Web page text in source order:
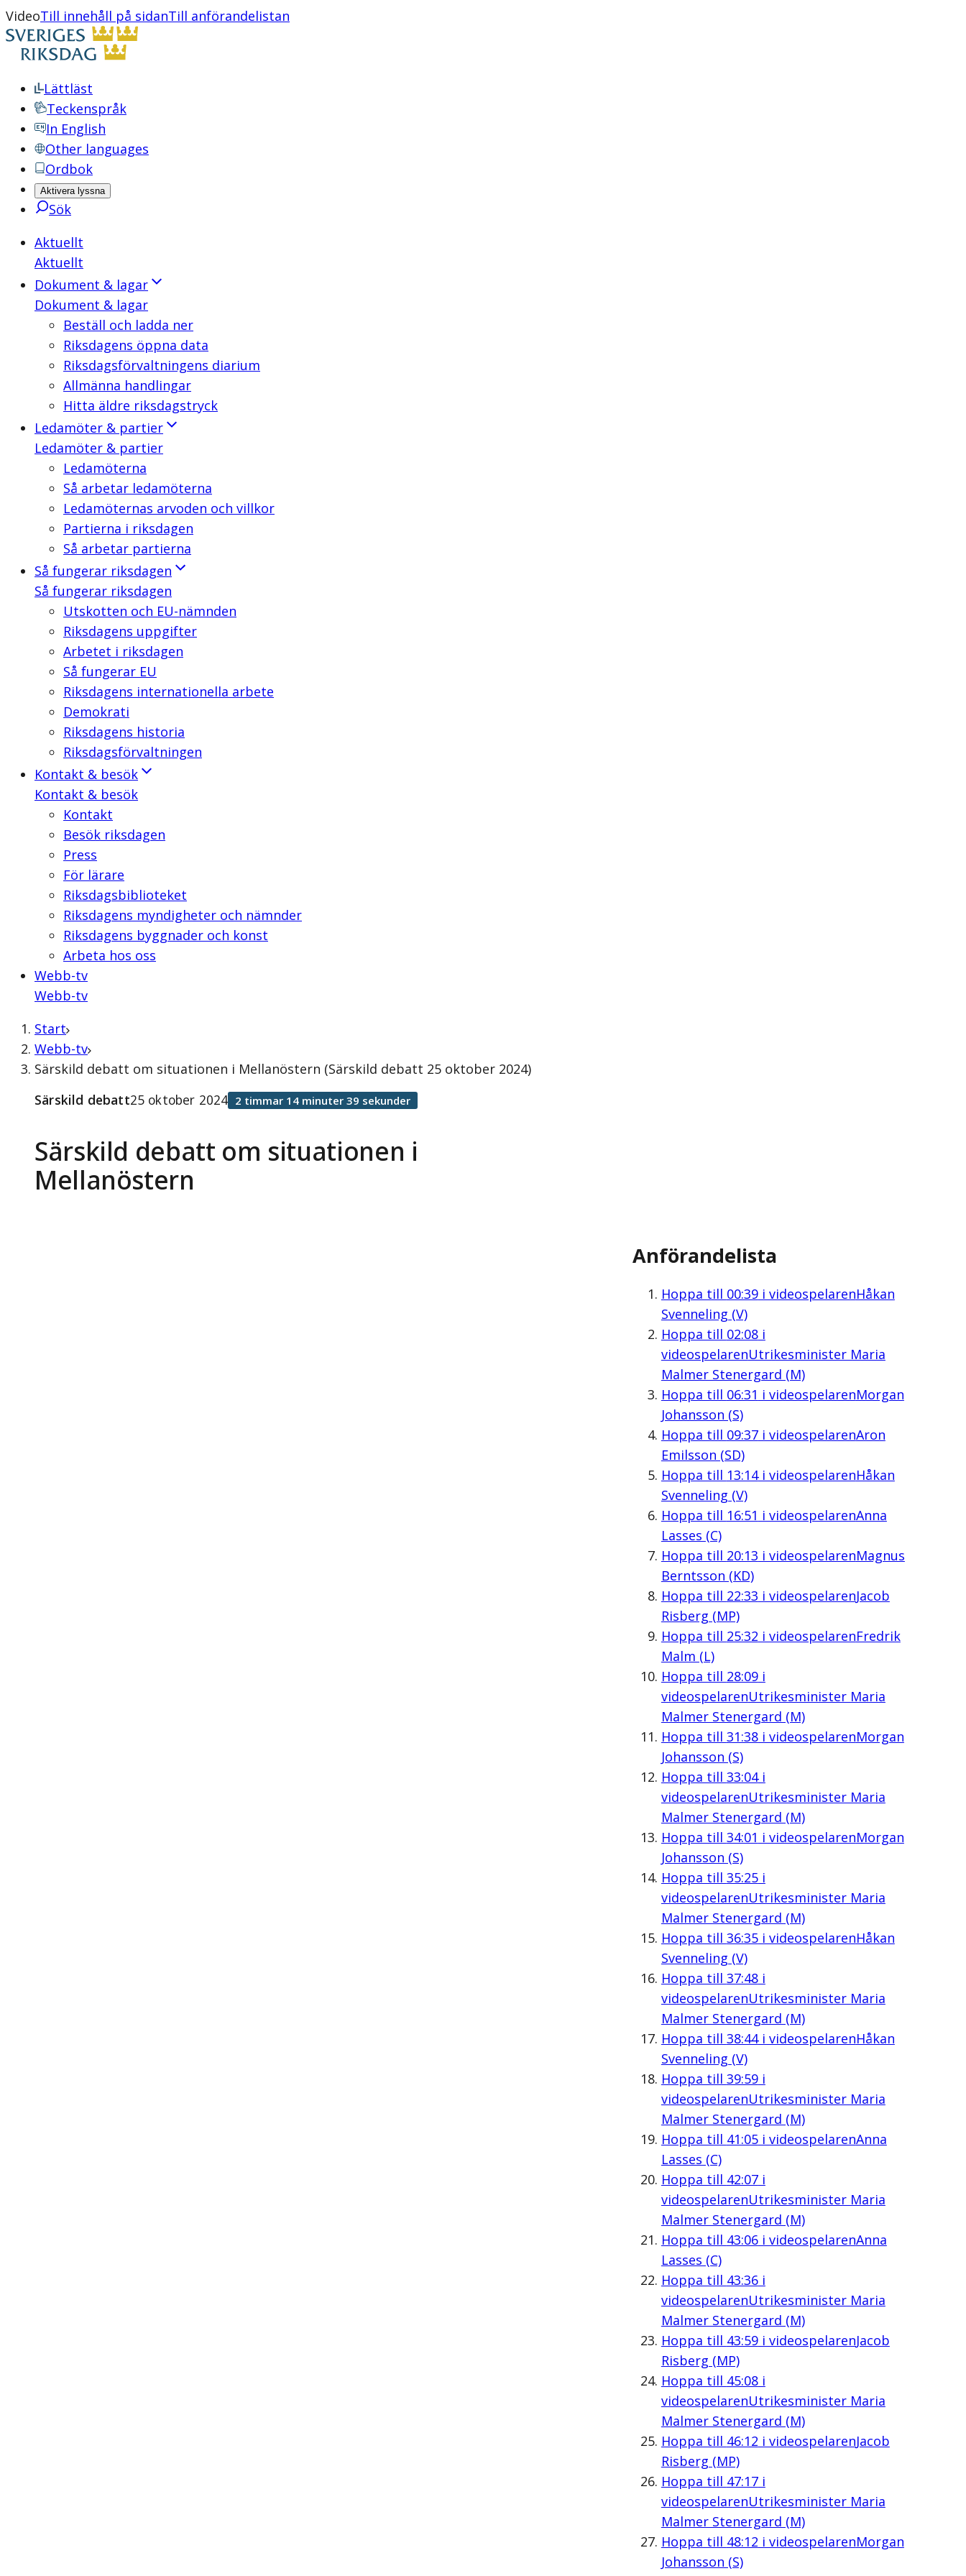
VideoTill innehåll på sidanTill anförandelistan
Lättläst
Teckenspråk
In English
Other languages
Ordbok
Aktivera lyssna
Sök
Aktuellt
Aktuellt
Dokument & lagar
Dokument & lagar
Beställ och ladda ner
Riksdagens öppna data
Riksdagsförvaltningens diarium
Allmänna handlingar
Hitta äldre riksdagstryck
Ledamöter & partier
Ledamöter & partier
Ledamöterna
Så arbetar ledamöterna
Ledamöternas arvoden och villkor
Partierna i riksdagen
Så arbetar partierna
Så fungerar riksdagen
Så fungerar riksdagen
Utskotten och EU-nämnden
Riksdagens uppgifter
Arbetet i riksdagen
Så fungerar EU
Riksdagens internationella arbete
Demokrati
Riksdagens historia
Riksdagsförvaltningen
Kontakt & besök
Kontakt & besök
Kontakt
Besök riksdagen
Press
För lärare
Riksdagsbiblioteket
Riksdagens myndigheter och nämnder
Riksdagens byggnader och konst
Arbeta hos oss
Webb-tv
Webb-tv
Start
Webb-tv
Särskild debatt om situationen i Mellanöstern (Särskild debatt 25 oktober 2024)
Särskild debatt om situationen i
Mellanöstern
Särskild debatt25 oktober 2024 2 timmar 14 minuter 39 sekunder
Anförandelista
Hoppa till 00:39i videospelarenHåkan
Svenneling (V)
Hoppa till 02:08i
videospelarenUtrikesminister Maria
Malmer Stenergard (M)
Hoppa till 06:31 i videospelarenMorgan
Johansson (S)
Hoppa till 09:37i videospelarenAron
Emilsson (SD)
Hoppa till 13:14i videospelarenHåkan
Svenneling (V)
Hoppa till 16:51 i videospelarenAnna
Lasses (C)
Hoppa till 20:13 i videospelarenMagnus
Berntsson (KD)
Hoppa till 22:33 i videospelarenJacob
Risberg (MP)
Hoppa till 25:32 i videospelarenFredrik
Malm (L)
Hoppa till 28:09i
videospelarenUtrikesminister Maria
Malmer Stenergard (M)
Hoppa till 31:38i videospelarenMorgan
Johansson (S)
Hoppa till 33:04i
videospelarenUtrikesminister Maria
Malmer Stenergard (M)
Hoppa till 34:01 i videospelarenMorgan
Johansson (S)
Hoppa till 35:25i
videospelarenUtrikesminister Maria
Malmer Stenergard (M)
Hoppa till 36:35i videospelarenHåkan
Svenneling (V)
Hoppa till 37:48i
videospelarenUtrikesminister Maria
Malmer Stenergard (M)
Hoppa till 38:44i videospelarenHåkan
Svenneling (V)
Hoppa till 39:59i
videospelarenUtrikesminister Maria
Malmer Stenergard (M)
Hoppa till 41:05i videospelarenAnna
Lasses (C)
Hoppa till 42:07i
videospelarenUtrikesminister Maria
Malmer Stenergard (M)
Hoppa till 43:06i videospelarenAnna
Lasses (C)
Hoppa till 43:36i
videospelarenUtrikesminister Maria
Malmer Stenergard (M)
Hoppa till 43:59i videospelarenJacob
Risberg (MP)
Hoppa till 45:08i
videospelarenUtrikesminister Maria
Malmer Stenergard (M)
Hoppa till 46:12 i videospelarenJacob
Risberg (MP)
Hoppa till 47:17i
videospelarenUtrikesminister Maria
Malmer Stenergard (M)
Hoppa till 48:12 i videospelarenMorgan
Johansson (S)